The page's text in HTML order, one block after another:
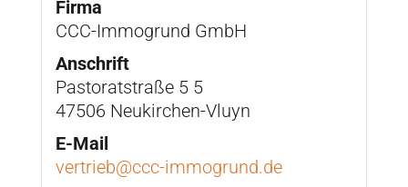
Firma
CCC-Immogrund GmbH
Anschrift
Pastoratstraße 5 5
47506 Neukirchen-Vluyn
E-Mail
vertrieb@ccc-immogrund.de